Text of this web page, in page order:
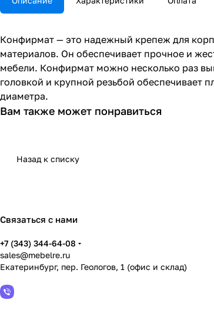
Конфирмат — это надежный крепеж для
материалов. Он обеспечивает прочное и
мебели. Конфирмат можно несколько раз
головкой и крупной резьбой обеспечивает
диаметра.
Вам также может понравиться
Назад к списку
Связаться с нами
+7 (343) 344-64-08
sales@mebelre.ru
Екатеринбург, пер. Геологов, 1 (офис и склад)